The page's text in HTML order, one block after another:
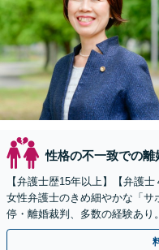
性格の不一致での離
【弁護士歴15年以上】【弁護
女性弁護士のきめ細やかな「
停・離婚裁判、多数の経験あ
【お子さま連れのご相談OK】